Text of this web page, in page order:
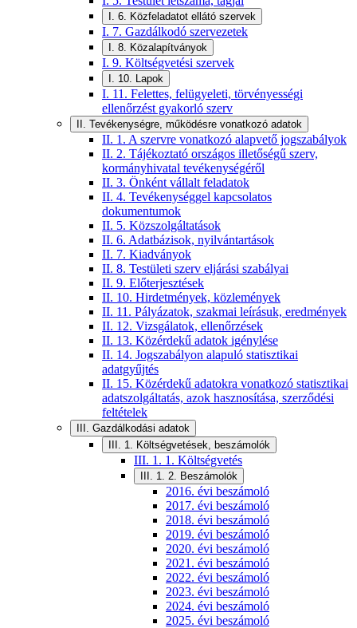
I. 6. Közfeladatot ellátó szervek
I. 7. Gazdálkodó szervezetek
I. 8. Közalapítványok
I. 9. Költségvetési szervek
I. 10. Lapok
I. 11. Felettes, felügyeleti, törvényességi
ellenőrzést gyakorló szerv
II. Tevékenységre, működésre vonatkozó adatok
II. 1. A szervre vonatkozó alapvető jogszabályok
II. 2. Tájékoztató országos illetőségű szerv,
kormányhivatal tevékenységéről
II. 3. Önként vállalt feladatok
II. 4. Tevékenységgel kapcsolatos
dokumentumok
II. 5. Közszolgáltatások
II. 6. Adatbázisok, nyilvántartások
II. 7. Kiadványok
II. 8. Testületi szerv eljárási szabályai
II. 9. Előterjesztések
II. 10. Hirdetmények, közlemények
II. 11. Pályázatok, szakmai leírásuk, eredmények
II. 12. Vizsgálatok, ellenőrzések
II. 13. Közérdekű adatok igénylése
II. 14. Jogszabályon alapuló statisztikai
adatgyűjtés
II. 15. Közérdekű adatokra vonatkozó statisztikai
adatszolgáltatás, azok hasznosítása, szerződési
feltételek
III. Gazdálkodási adatok
III. 1. Költségvetések, beszámolók
III. 1. 1. Költségvetés
III. 1. 2. Beszámolók
2016. évi beszámoló
2017. évi beszámoló
2018. évi beszámoló
2019. évi beszámoló
2020. évi beszámoló
2021. évi beszámoló
2022. évi beszámoló
2023. évi beszámoló
2024. évi beszámoló
2025. évi beszámoló